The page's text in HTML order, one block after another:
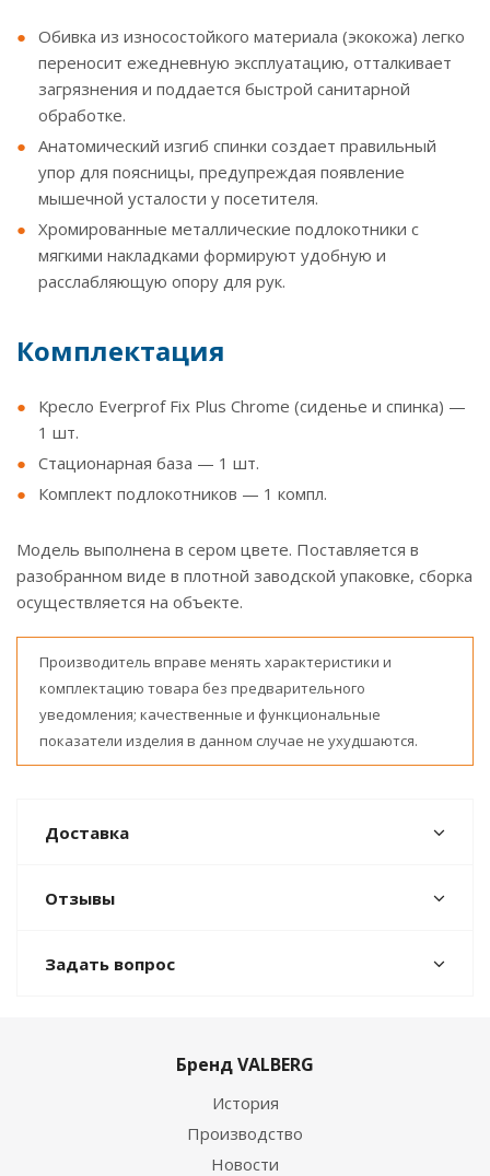
Обивка из износостойкого материала (экокожа) легко
переносит ежедневную эксплуатацию, отталкивает
загрязнения и поддается быстрой санитарной
обработке.
Анатомический изгиб спинки создает правильный
упор для поясницы, предупреждая появление
мышечной усталости у посетителя.
Хромированные металлические подлокотники с
мягкими накладками формируют удобную и
расслабляющую опору для рук.
Комплектация
Кресло Everprof Fix Plus Chrome (сиденье и спинка) —
1 шт.
Стационарная база — 1 шт.
Комплект подлокотников — 1 компл.
Модель выполнена в сером цвете. Поставляется в
разобранном виде в плотной заводской упаковке, сборка
осуществляется на объекте.
Производитель вправе менять характеристики и
комплектацию товара без предварительного
уведомления; качественные и функциональные
показатели изделия в данном случае не ухудшаются.
Доставка
Отзывы
Задать вопрос
Бренд VALBERG
История
Производство
Новости